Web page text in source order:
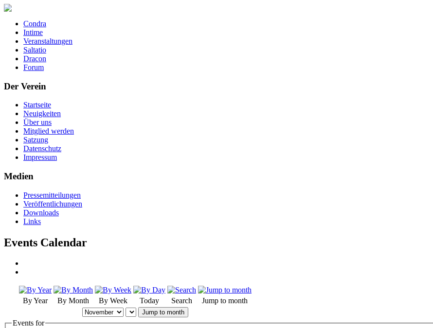
Condra
Intime
Veranstaltungen
Saltatio
Dracon
Forum
Der Verein
Startseite
Neuigkeiten
Über uns
Mitglied werden
Satzung
Datenschutz
Impressum
Medien
Pressemitteilungen
Veröffentlichungen
Downloads
Links
Events Calendar
By Year By Month By Week Today Search Jump to month
Jump to month
Events for